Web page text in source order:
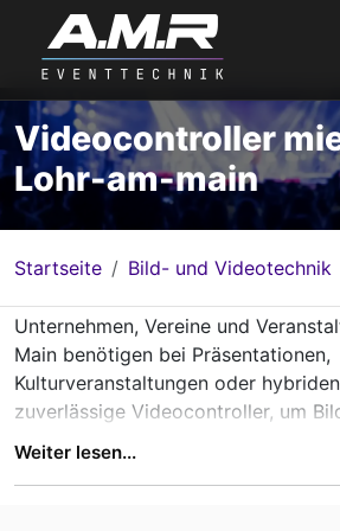
Videocontroller
Lohr-am-main
Startseite Bild- und Videotechnik
Unternehmen, Vereine und
Main benötigen bei Präsentationen,
Kulturveranstaltungen oder
zuverlässige Videocontroller, um
professionell auf verschiedene
Weiter lesen...